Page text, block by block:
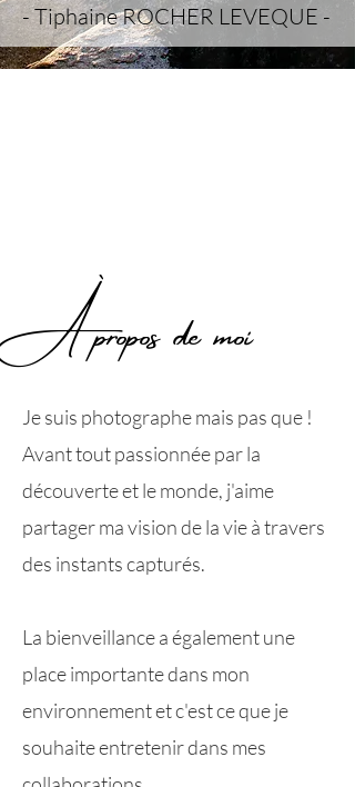
- Tiphaine ROCHER LEVEQUE -
À propos de moi
Je suis photographe mais pas que !
Avant tout passionnée par la
découverte et le monde, j'aime
partager ma vision de la vie à travers
des instants capturés.
La bienveillance a également une
place importante dans mon
environnement et c'est ce que je
souhaite entretenir dans mes